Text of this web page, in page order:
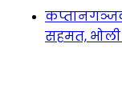
सहमत, भोली